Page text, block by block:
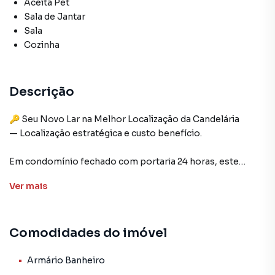
Aceita Pet
Sala de Jantar
Sala
Cozinha
Descrição
🔑 Seu Novo Lar na Melhor Localização da Candelária
— Localização estratégica e custo benefício.
Em condomínio fechado com portaria 24 horas, este
família.
• Sala ampla para dois ambientes
• Cozinha espaçosa, arejada e recém-reformada
Ver mais
Comodidades do imóvel
Armário Banheiro